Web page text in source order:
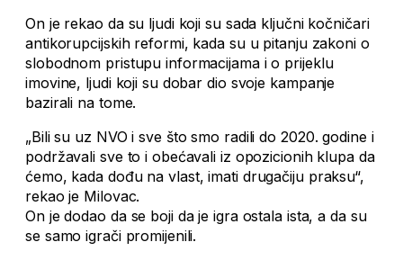
On je rekao da su ljudi koji su sada ključni kočničari
antikorupcijskih reformi, kada su u pitanju zakoni o
slobodnom pristupu informacijama i o prijeklu
imovine, ljudi koji su dobar dio svoje kampanje
bazirali na tome.
„Bili su uz NVO i sve što smo radili do 2020. godine i
podržavali sve to i obećavali iz opozicionih klupa da
ćemo, kada dođu na vlast, imati drugačiju praksu“,
rekao je Milovac.
On je dodao da se boji da je igra ostala ista, a da su
se samo igrači promijenili.